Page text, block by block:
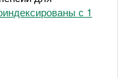
с 1